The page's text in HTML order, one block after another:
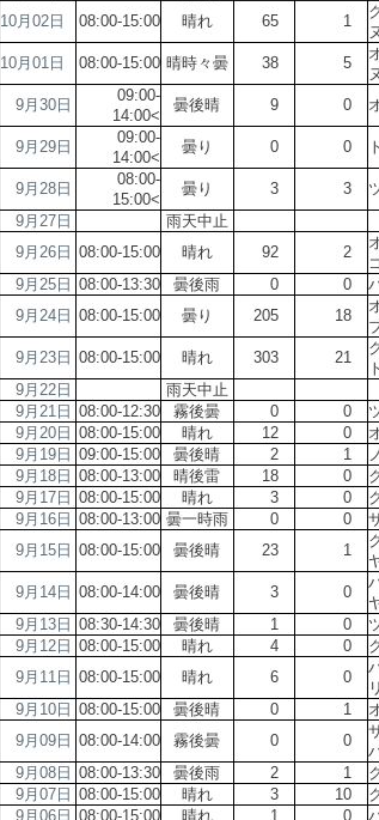
10月02日
08:00-15:00 晴れ 65 1
10月01日 08:00-15:00 晴時々曇 38 5
9月30日
09:00-
14:00<
曇後晴 9 0
9月29日
09:00-
14:00<
曇り 0 0
9月28日
08:00-
15:00<
曇り 3 3
9月27日
雨天中止
9月26日 08:00-15:00 晴れ 92 2
9月25日 08:00-13:30 曇後雨 0 0
9月24日 08:00-15:00 曇り 205 18
9月23日 08:00-15:00 晴れ 303 21
9月22日
雨天中止
9月21日 08:00-12:30 霧後曇 0 0
9月20日 08:00-15:00 晴れ 12 0
9月19日 09:00-15:00 曇後晴 2 1
9月18日 08:00-13:00 晴後雷 18 0
9月17日 08:00-15:00 晴れ 3 0
9月16日 08:00-13:00 曇一時雨 0 0
9月15日 08:00-15:00 曇後晴 23 1
9月14日 08:00-14:00 曇後晴 3 0
9月13日 08:30-14:30 曇後晴 1 0
9月12日 08:00-15:00 晴れ 4 0
9月11日 08:00-15:00 晴れ 6 0
9月10日 08:00-15:00 曇後晴 0 1
9月09日 08:00-14:00 霧後曇 0 0
9月08日 08:00-13:30 曇後雨 2 1
9月07日 08:00-15:00 晴れ 3 10
9月06日 08:00-15:00 晴れ 1 0